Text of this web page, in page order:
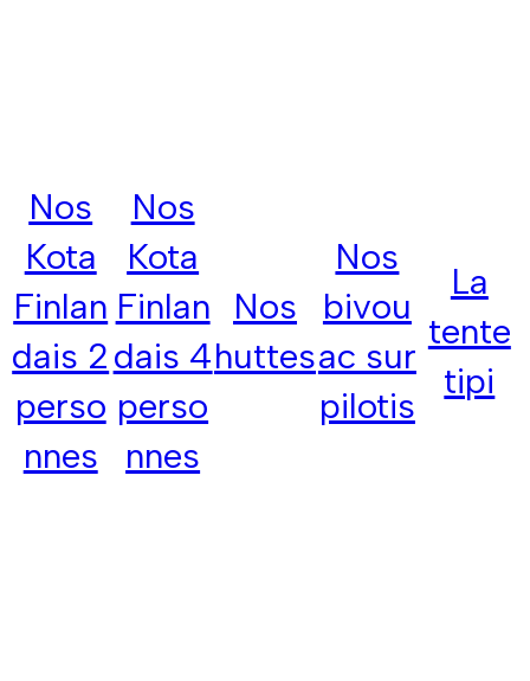
Nos
Kota
Finlan
dais 2
perso
nnes
Nos
Kota
Finlan
dais 4
perso
nnes
Nos
huttes
Nos
bivou
ac sur
pilotis
La
tente
tipi